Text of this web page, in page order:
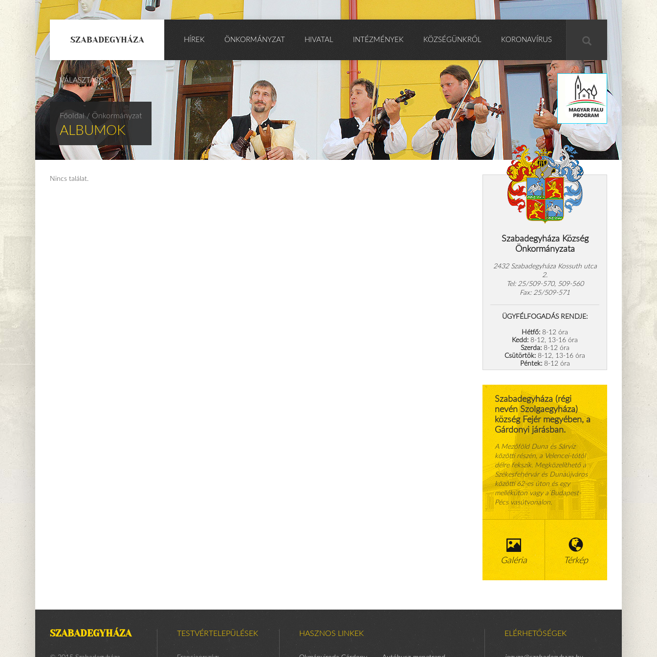
SZABADEGYHÁZA HÍREK ÖNKORMÁNYZAT HIVATAL INTÉZMÉNYEK KÖZSÉGÜNKRŐL KORONAVÍRUS
VÁLASZTÁSOK
Főoldal / Önkormányzat
ALBUMOK
Nincs találat.
Szabadegyháza Község
Önkormányzata
2432 Szabadegyháza Kossuth utca
2.
Tel: 25/509-570, 509-560
Fax: 25/509-571
ÜGYFÉLFOGADÁS RENDJE:
Hétfő: 8-12 óra
Kedd: 8-12, 13-16 óra
Szerda:8-12 óra
Csütörtök: 8-12, 13-16 óra
Péntek:8-12 óra
Szabadegyháza (régi
nevén Szolgaegyháza)
község Fejér megyében, a
Gárdonyi járásban.
A Mezőföld Duna és Sárvíz
közötti részén, a Velencei-tótól
délre fekszik. Megközelíthető a
Székesfehérvár és Dunaújváros
közötti 62-es úton és egy
mellékúton vagy a Budapest-
Pécs vasútvonalon.
Galéria Térkép
SZABADEGYHÁZA TESTVÉRTELEPÜLÉSEK HASZNOS LINKEK ELÉRHETŐSÉGEK